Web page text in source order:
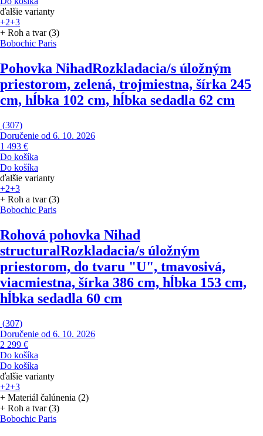
ďalšie varianty
+2+3
+ Roh a tvar (3)
Bobochic Paris
Pohovka NihadRozkladacia/s úložným
priestorom, zelená, trojmiestna, šírka 245
cm, hĺbka 102 cm, hĺbka sedadla 62 cm
(307)
Doručenie od 6. 10. 2026
1 493 €
Do košíka
Do košíka
ďalšie varianty
+2+3
+ Roh a tvar (3)
Bobochic Paris
Rohová pohovka Nihad
structuralRozkladacia/s úložným
priestorom, do tvaru "U", tmavosivá,
viacmiestna, šírka 386 cm, hĺbka 153 cm,
hĺbka sedadla 60 cm
(307)
Doručenie od 6. 10. 2026
2 299 €
Do košíka
Do košíka
ďalšie varianty
+2+3
+ Materiál čalúnenia (2)
+ Roh a tvar (3)
Bobochic Paris